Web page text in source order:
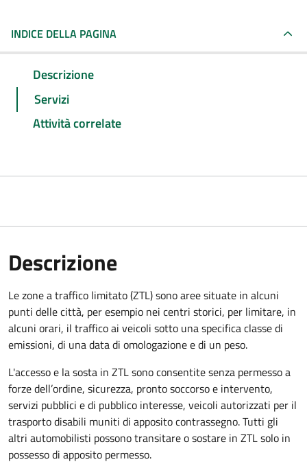
INDICE DELLA PAGINA
Descrizione
Servizi
Attività correlate
Descrizione
Le zone a traffico limitato (ZTL) sono aree situate in alcuni
punti delle città, per esempio nei centri storici, per limitare, in
alcuni orari, il traffico ai veicoli sotto una specifica classe di
emissioni, di una data di omologazione e di un peso.
L'accesso e la sosta in ZTL sono consentite senza permesso a
forze dell’ordine, sicurezza, pronto soccorso e intervento,
servizi pubblici e di pubblico interesse, veicoli autorizzati per il
trasporto disabili muniti di apposito contrassegno. Tutti gli
altri automobilisti possono transitare o sostare in ZTL solo in
possesso di apposito permesso.